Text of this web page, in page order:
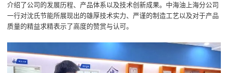
介绍了公司的发展历程、产品体系以及技术创新成果。中海油上海分公司
一行对沈氏节能所展现出的雄厚技术实力、严谨的制造工艺以及对于产品
质量的精益求精表示了高度的赞赏与认可。